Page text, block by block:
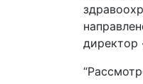
директор